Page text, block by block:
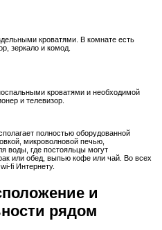
кроватями. В комнате есть
зеркало и комод.
кроватями и необходимой
и телевизор.
полностью оборудованной
микроволновой печью,
воды, где постояльцы могут
или обед, выпью кофе или чай. Во всех
fi Интернету.
и
рядом